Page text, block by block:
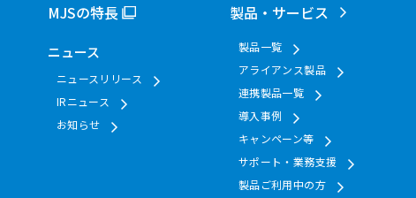
MJSの特長
ニュース
ニュースリリース
IRニュース
お知らせ
製品・サービス
製品一覧
アライアンス製品
連携製品一覧
導入事例
キャンペーン等
サポート・業務支援
製品ご利用中の方